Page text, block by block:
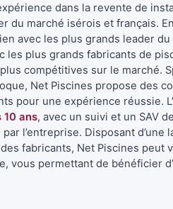
dans la revente de
du marché isérois et français.
avec les plus grands leader
les plus grands fabricants de
compétitives sur le marché.
Net Piscines propose des
pour une expérience réussie.
10 ans, avec un suivi et un SAV
l’entreprise. Disposant d’une
fabricants, Net Piscines peut
vous permettant de bénéficier